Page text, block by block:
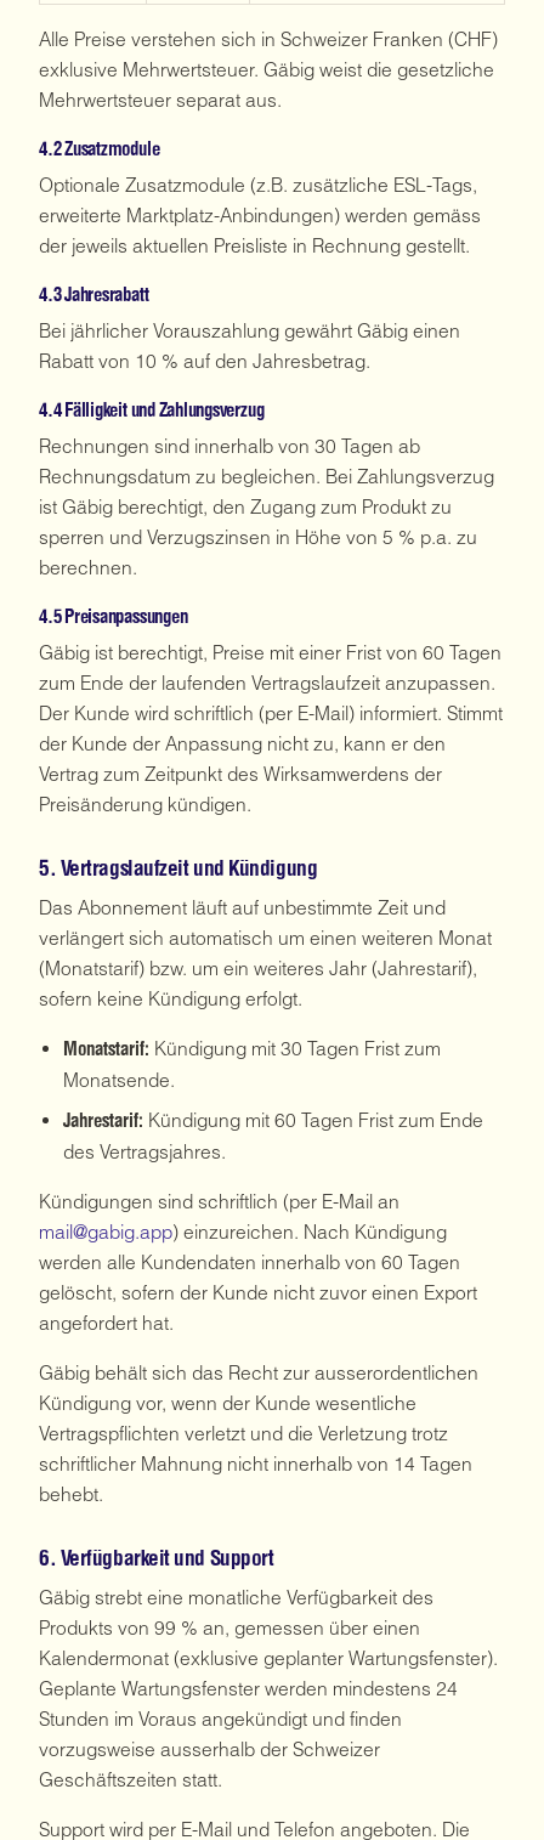
Alle Preise verstehen sich in Schweizer Franken (CHF)
exklusive Mehrwertsteuer. Gäbig weist die gesetzliche
Mehrwertsteuer separat aus.
4.2 Zusatzmodule
Optionale Zusatzmodule (z.B. zusätzliche ESL-Tags,
erweiterte Marktplatz-Anbindungen) werden gemäss
der jeweils aktuellen Preisliste in Rechnung gestellt.
4.3 Jahresrabatt
Bei jährlicher Vorauszahlung gewährt Gäbig einen
Rabatt von 10 % auf den Jahresbetrag.
4.4 Fälligkeit und Zahlungsverzug
Rechnungen sind innerhalb von 30 Tagen ab
Rechnungsdatum zu begleichen. Bei Zahlungsverzug
ist Gäbig berechtigt, den Zugang zum Produkt zu
sperren und Verzugszinsen in Höhe von 5 % p.a. zu
berechnen.
4.5 Preisanpassungen
Gäbig ist berechtigt, Preise mit einer Frist von 60 Tagen
zum Ende der laufenden Vertragslaufzeit anzupassen.
Der Kunde wird schriftlich (per E-Mail) informiert. Stimmt
der Kunde der Anpassung nicht zu, kann er den
Vertrag zum Zeitpunkt des Wirksamwerdens der
Preisänderung kündigen.
5. Vertragslaufzeit und Kündigung
Das Abonnement läuft auf unbestimmte Zeit und
verlängert sich automatisch um einen weiteren Monat
(Monatstarif) bzw. um ein weiteres Jahr (Jahrestarif),
sofern keine Kündigung erfolgt.
Monatstarif: Kündigung mit 30 Tagen Frist zum
Monatsende.
Jahrestarif: Kündigung mit 60 Tagen Frist zum Ende
des Vertragsjahres.
Kündigungen sind schriftlich (per E-Mail an
mail@gabig.app) einzureichen. Nach Kündigung
werden alle Kundendaten innerhalb von 60 Tagen
gelöscht, sofern der Kunde nicht zuvor einen Export
angefordert hat.
Gäbig behält sich das Recht zur ausserordentlichen
Kündigung vor, wenn der Kunde wesentliche
Vertragspflichten verletzt und die Verletzung trotz
schriftlicher Mahnung nicht innerhalb von 14 Tagen
behebt.
6. Verfügbarkeit und Support
Gäbig strebt eine monatliche Verfügbarkeit des
Produkts von 99 % an, gemessen über einen
Kalendermonat (exklusive geplanter Wartungsfenster).
Geplante Wartungsfenster werden mindestens 24
Stunden im Voraus angekündigt und finden
vorzugsweise ausserhalb der Schweizer
Geschäftszeiten statt.
Support wird per E-Mail und Telefon angeboten. Die